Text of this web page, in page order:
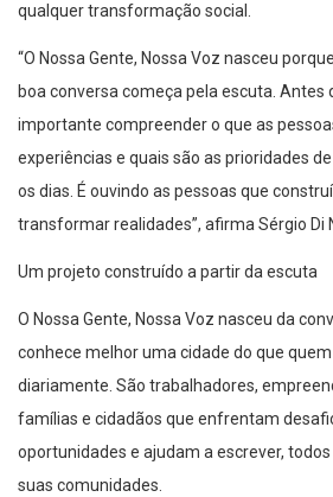
qualquer transformação social.
“O Nossa Gente, Nossa Voz nasceu
boa conversa começa pela escuta. Antes
importante compreender o que as
experiências e quais são as prioridades
os dias. É ouvindo as pessoas que
transformar realidades”, afirma Sérgio Di
Um projeto construído a partir da escuta
O Nossa Gente, Nossa Voz nasceu da
conhece melhor uma cidade do que
diariamente. São trabalhadores,
famílias e cidadãos que enfrentam
oportunidades e ajudam a escrever,
suas comunidades.